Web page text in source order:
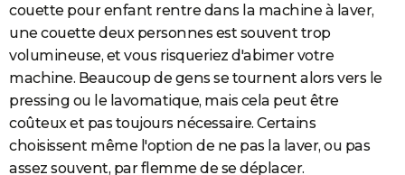
Destinations
City break
Voyage nature
Voyage de noces
Forum
Climat
+
GUIDES D'ACHAT
BONS PLANS
CARTE DE VOEUX
Carte de Noël
Carte Bonne année
Carte Saint-Valentin
Carte Pâques
Carte d'anniversaire
DICTIONNAIRE
couette pour enfant rentre dans la machine à laver,
une couette deux personnes est souvent trop
volumineuse, et vous risqueriez d'abimer votre
machine. Beaucoup de gens se tournent alors vers le
pressing ou le lavomatique, mais cela peut être
coûteux et pas toujours nécessaire. Certains
choisissent même l'option de ne pas la laver, ou pas
assez souvent, par flemme de se déplacer.